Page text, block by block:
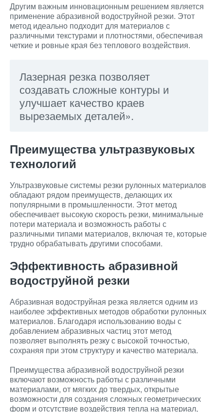
Другим важным инновационным решением является
применение абразивной водоструйной резки. Этот
метод идеально подходит для материалов с
различными текстурами и плотностями, обеспечивая
четкие и ровные края без теплового воздействия.
Лазерная резка позволяет
создавать сложные контуры и
улучшает качество краев
вырезаемых деталей».
Преимущества ультразвуковых
технологий
Ультразвуковые системы резки рулонных материалов
обладают рядом преимуществ, делающих их
популярными в промышленности. Этот метод
обеспечивает высокую скорость резки, минимальные
потери материала и возможность работы с
различными типами материалов, включая те, которые
трудно обрабатывать другими способами.
Эффективность абразивной
водоструйной резки
Абразивная водоструйная резка является одним из
наиболее эффективных методов обработки рулонных
материалов. Благодаря использованию воды с
добавлением абразивных частиц этот метод
позволяет выполнять резку с высокой точностью,
сохраняя при этом структуру и качество материала.
Преимущества абразивной водоструйной резки
включают возможность работы с различными
материалами, от мягких до твердых, открытые
возможности для создания сложных геометрических
форм и отсутствие воздействия тепла на материал,